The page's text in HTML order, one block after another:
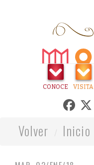
CONOCE VISITA
Volver Inicio